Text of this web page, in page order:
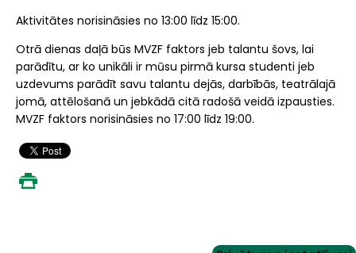
Aktivitātes norisināsies no 13:00 līdz 15:00.
Otrā dienas daļā būs MVZF faktors jeb talantu šovs, lai
parādītu, ar ko unikāli ir mūsu pirmā kursa studenti jeb
uzdevums parādīt savu talantu dejās, darbībās, teatrālajā
jomā, attēlošanā un jebkādā citā radošā veidā izpausties.
MVZF faktors norisināsies no 17:00 līdz 19:00.